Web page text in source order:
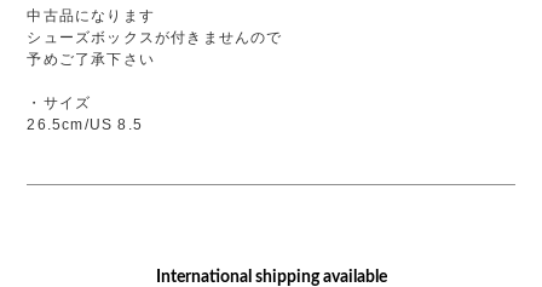
中古品になります
シューズボックスが付きませんので
予めご了承下さい
・サイズ
26.5cm/US 8.5
International shipping available